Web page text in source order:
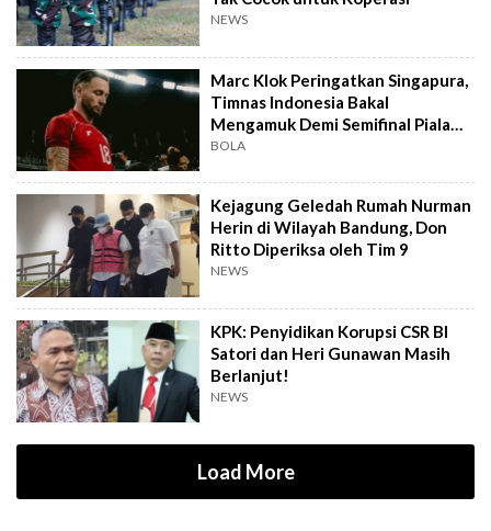
NEWS
Marc Klok Peringatkan Singapura,
Timnas Indonesia Bakal
Mengamuk Demi Semifinal Piala
AFF 2026
BOLA
Kejagung Geledah Rumah Nurman
Herin di Wilayah Bandung, Don
Ritto Diperiksa oleh Tim 9
NEWS
KPK: Penyidikan Korupsi CSR BI
Satori dan Heri Gunawan Masih
Berlanjut!
NEWS
Load More